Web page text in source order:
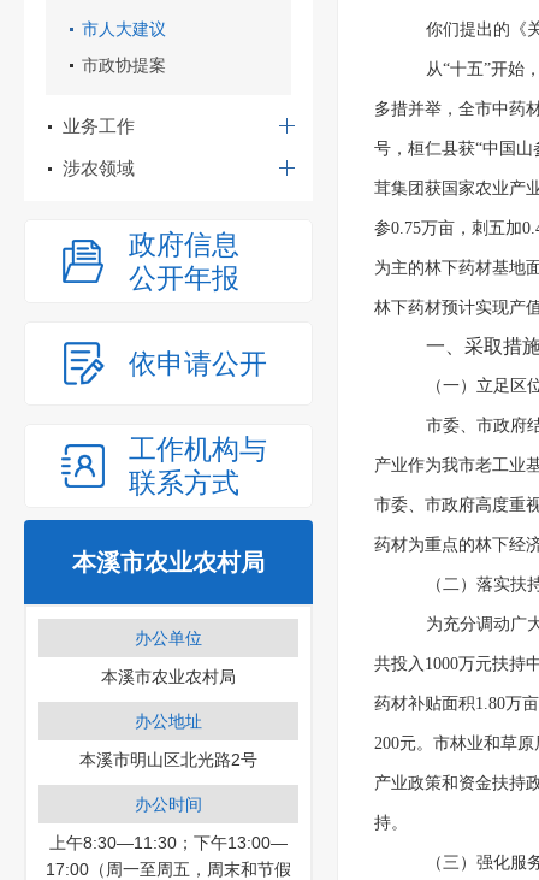
市人大建议
市政协提案
业务工作
涉农领域
政府信息
公开年报
依申请公开
工作机构与
联系方式
本溪市农业农村局
办公单位
本溪市农业农村局
办公地址
本溪市明山区北光路2号
办公时间
上午8:30—11:30；下午13:00—
17:00（周一至周五，周末和节假
你们提出的《
从“十五”开始
多措并举，全市中药
号，桓仁县获“中国山
茸集团获国家农业产
参0.75万亩，刺五加
为主的林下药材基地
林下药材预计实现产
一、采取措
（一）立足区
市委、市政府
产业作为我市老工业
市委、市政府高度重
药材为重点的林下经
（二）落实扶
为充分调动广
共投入1000万元扶持
药材补贴面积1.80万
200元。市林业和草
产业政策和资金扶持
持。
（三）强化服